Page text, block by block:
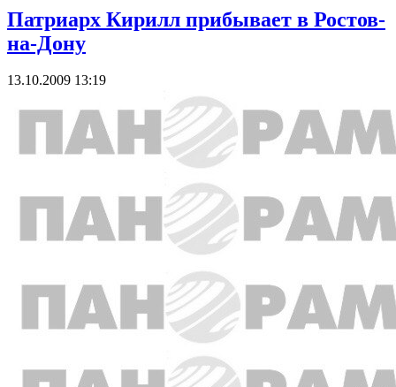
Патриарх Кирилл прибывает в Ростов-
на-Дону
13.10.2009 13:19